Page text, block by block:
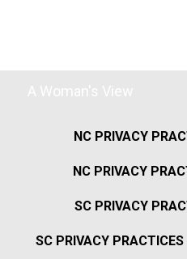
NC PRIVACY
NC PRIVACY
SC PRIVACY
SC PRIVACY